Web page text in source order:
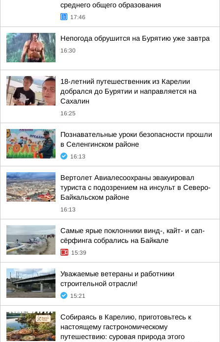
среднего общего образования
17:46
Непогода обрушится на Бурятию уже завтра
16:30
18-летний путешественник из Карелии
добрался до Бурятии и направляется на
Сахалин
16:25
Познавательные уроки безопасности прошли
в Селенгинском районе
16:13
Вертолет Авиалесоохраны эвакуировал
туриста с подозрением на инсульт в Северо-
Байкальском районе
16:13
Самые ярые поклонники винд-, кайт- и сап-
сёрфинга собрались на Байкале
15:39
Уважаемые ветераны и работники
строительной отрасли!
15:21
Собираясь в Карелию, приготовьтесь к
настоящему гастрономическому
путешествию: суровая природа этого